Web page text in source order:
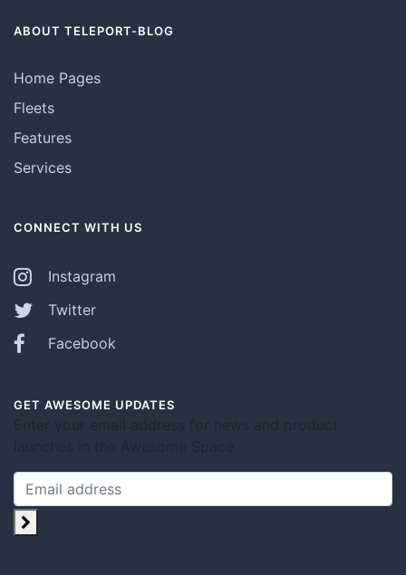
ABOUT TELEPORT-BLOG
Home Pages
Fleets
Features
Services
CONNECT WITH US
Instagram
Twitter
Facebook
GET AWESOME UPDATES
Enter your email address for news and product
launches in the Awesome Space.